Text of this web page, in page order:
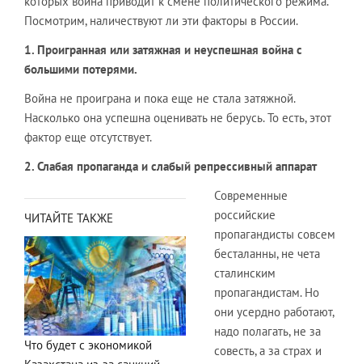
Посмотрим, наличествуют ли эти факторы в России.
1. Проигранная или затяжная и неуспешная война с
большими потерями.
Война не проиграна и пока еще не стала затяжной.
Насколько она успешна оценивать не берусь. То есть, этот
фактор еще отсутствует.
2. Слабая пропаганда и слабый репрессивный аппарат
ЧИТАЙТЕ ТАКЖЕ
Что будет с экономикой
Современные
российские
пропагандисты совсем
бесталанны, не чета
сталинским
пропагандистам. Но
они усердно работают,
надо полагать, не за
совесть, а за страх и